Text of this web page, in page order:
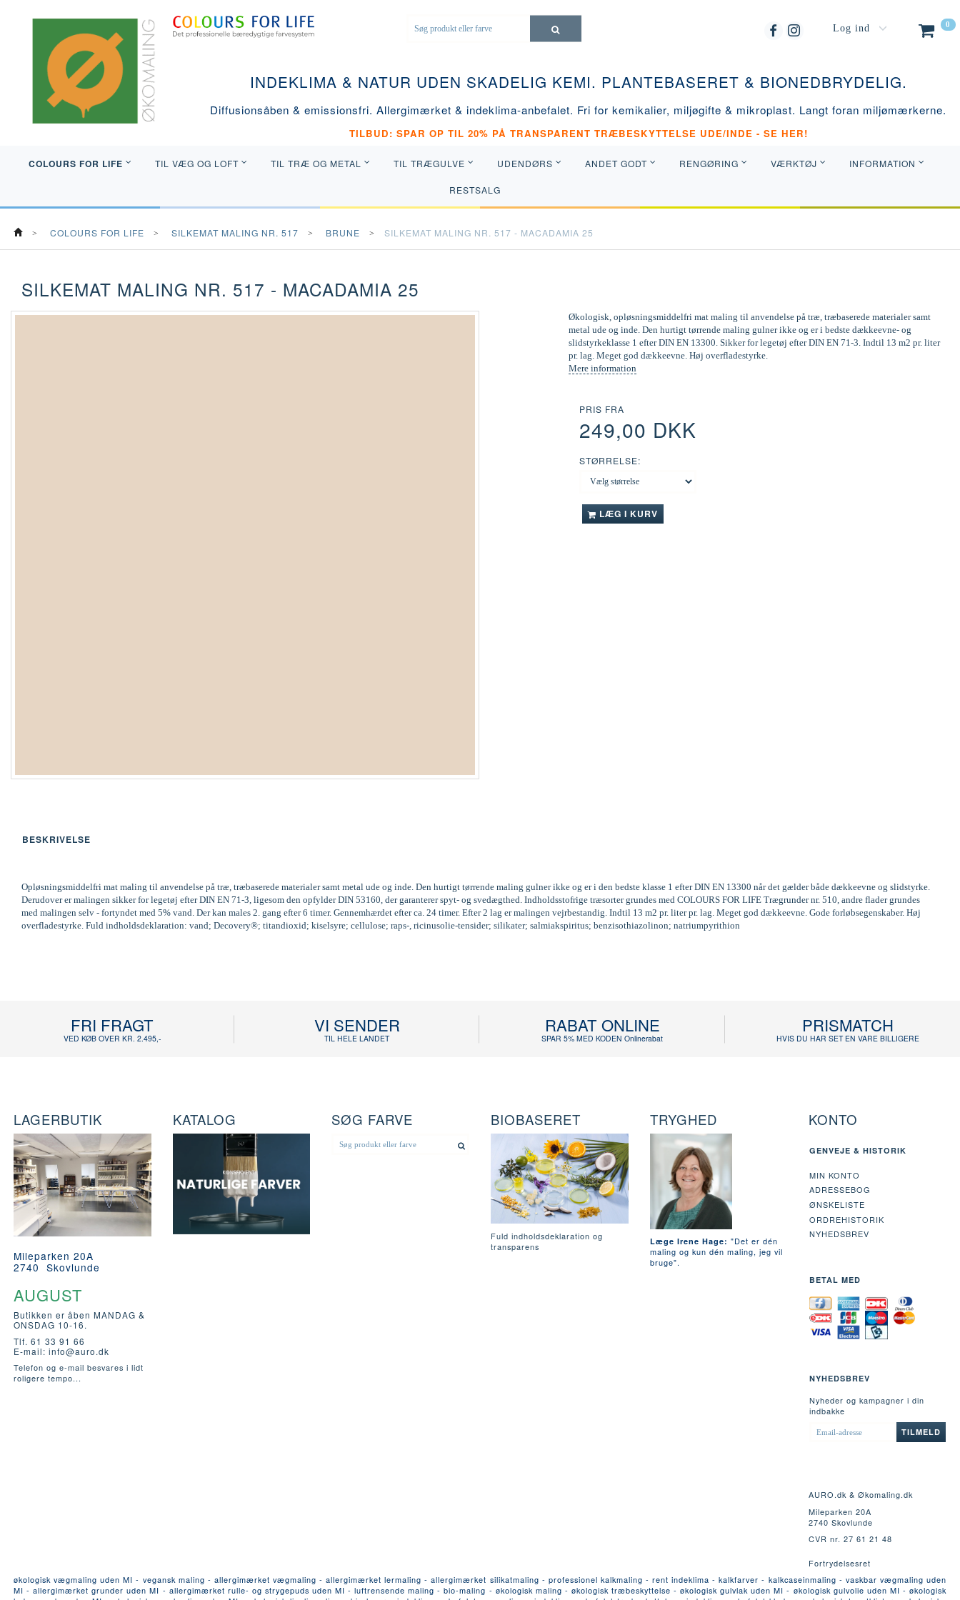
0
Log ind
INDEKLIMA & NATUR UDEN SKADELIG KEMI. PLANTEBASERET & BIONEDBRYDELIG.
Diffusionsåben & emissionsfri. Allergimærket & indeklima-anbefalet. Fri for kemikalier, miljøgifte & mikroplast. Langt foran miljømærkerne.
TILBUD: SPAR OP TIL 20% PÅ TRANSPARENT TRÆBESKYTTELSE UDE/INDE - SE HER!
COLOURS FOR LIFE TIL VÆG OG LOFT TIL TRÆ OG METAL TIL TRÆGULVE UDENDØRS ANDET GODT RENGØRING VÆRKTØJ INFORMATION
RESTSALG
COLOURS FOR LIFE SILKEMAT MALING NR. 517 BRUNE SILKEMAT MALING NR. 517 - MACADAMIA 25
SILKEMAT MALING NR. 517 - MACADAMIA 25
Økologisk, opløsningsmiddelfri mat maling til anvendelse på træ, træbaserede materialer samt
metal ude og inde. Den hurtigt tørrende maling gulner ikke og er i bedste dækkeevne- og
slidstyrkeklasse 1 efter DIN EN 13300. Sikker for legetøj efter DIN EN 71-3. Indtil 13 m2 pr. liter
pr. lag. Meget god dækkeevne. Høj overfladestyrke.
Mere information
PRIS FRA
249,00 DKK
STØRRELSE:
LÆG I KURV
BESKRIVELSE
Opløsningsmiddelfri mat maling til anvendelse på træ, træbaserede materialer samt metal ude og inde. Den hurtigt tørrende maling gulner ikke og er i den bedste klasse 1 efter DIN EN 13300 når det gælder både dækkeevne og slidstyrke.
Derudover er malingen sikker for legetøj efter DIN EN 71-3, ligesom den opfylder DIN 53160, der garanterer spyt- og svedægthed. Indholdsstofrige træsorter grundes med COLOURS FOR LIFE Trægrunder nr. 510, andre flader grundes
med malingen selv - fortyndet med 5% vand. Der kan males 2. gang efter 6 timer. Gennemhærdet efter ca. 24 timer. Efter 2 lag er malingen vejrbestandig. Indtil 13 m2 pr. liter pr. lag. Meget god dækkeevne. Gode forløbsegenskaber. Høj
overfladestyrke. Fuld indholdsdeklaration: vand; Decovery®; titandioxid; kiselsyre; cellulose; raps-, ricinusolie-tensider; silikater; salmiakspiritus; benzisothiazolinon; natriumpyrithion
FRI FRAGT
VED KØB OVER KR. 2.495,-
VI SENDER
TIL HELE LANDET
RABAT ONLINE
SPAR 5% MED KODEN Onlinerabat
PRISMATCH
HVIS DU HAR SET EN VARE BILLIGERE
LAGERBUTIK
Mileparken 20A
2740 Skovlunde
AUGUST
Butikken er åben MANDAG &
ONSDAG 10-16.
Tlf. 61 33 91 66
E-mail: info@auro.dk
Telefon og e-mail besvares i lidt
roligere tempo...
KATALOG SØG FARVE BIOBASERET
Fuld indholdsdeklaration og
transparens
TRYGHED
Læge Irene Hage: "Det er dén
maling og kun dén maling, jeg vil
bruge".
KONTO
GENVEJE & HISTORIK
MIN KONTO
ADRESSEBOG
ØNSKELISTE
ORDREHISTORIK
NYHEDSBREV
BETAL MED
NYHEDSBREV
Nyheder og kampagner i din
indbakke
EMAIL-
ADRESSE
TILMELD
AURO.dk & Økomaling.dk
Mileparken 20A
2740 Skovlunde
CVR nr. 27 61 21 48
Fortrydelsesret
økologisk vægmaling uden MI - vegansk maling - allergimærket vægmaling - allergimærket lermaling - allergimærket silikatmaling - professionel kalkmaling - rent indeklima - kalkfarver - kalkcaseinmaling - vaskbar vægmaling uden
MI - allergimærket grunder uden MI - allergimærket rulle- og strygepuds uden MI - luftrensende maling - bio-maling - økologisk maling - økologisk træbeskyttelse - økologisk gulvlak uden MI - økologisk gulvolie uden MI - økologisk